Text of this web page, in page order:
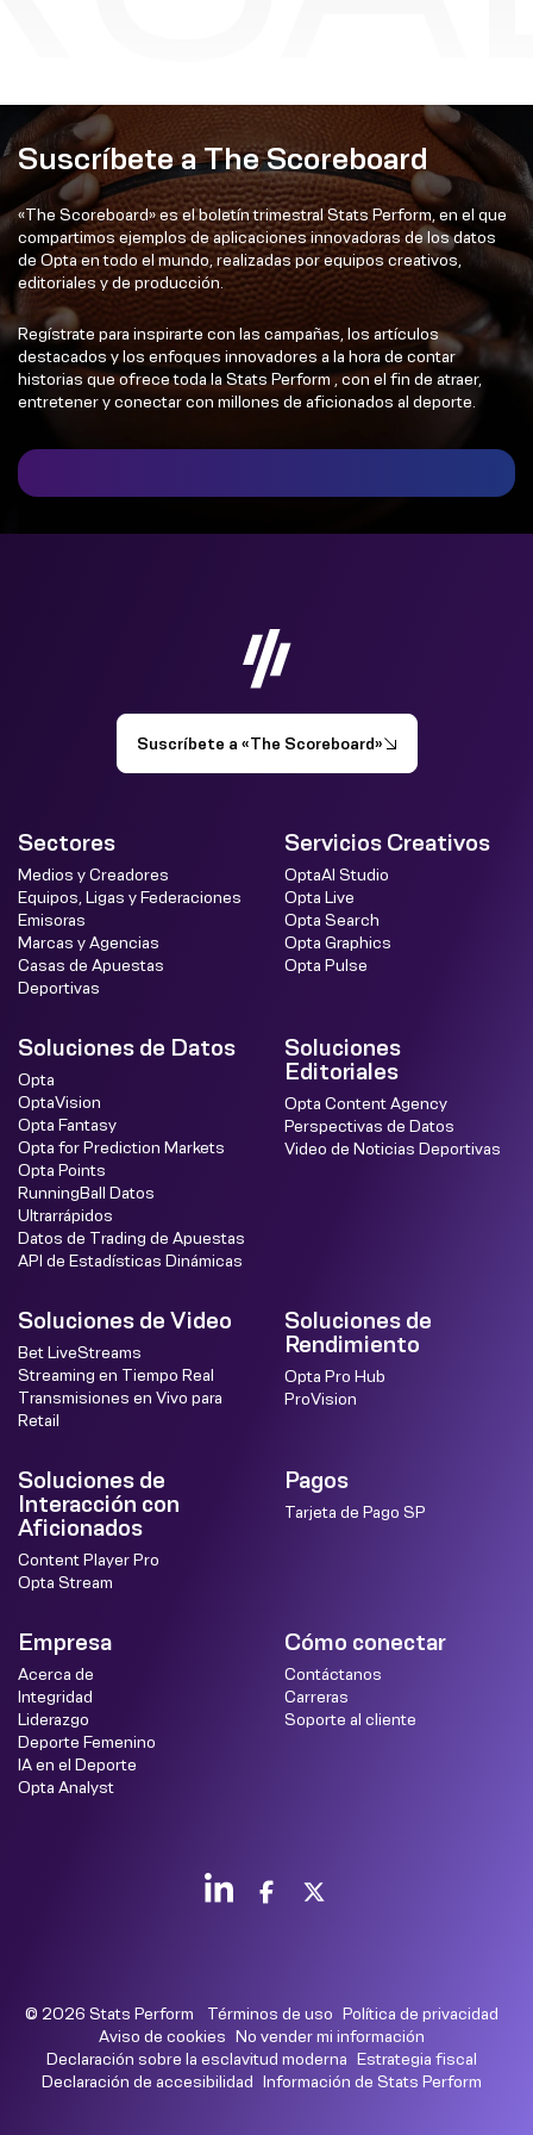
Suscríbete a The Scoreboard
«The Scoreboard» es el boletín trimestral Stats Perform, en el que
compartimos ejemplos de aplicaciones innovadoras de los datos
de Opta en todo el mundo, realizadas por equipos creativos,
editoriales y de producción.
Regístrate para inspirarte con las campañas, los artículos
destacados y los enfoques innovadores a la hora de contar
historias que ofrece toda la Stats Perform , con el fin de atraer,
entretener y conectar con millones de aficionados al deporte.
Suscríbete a «The Scoreboard»
Sectores
Medios y Creadores
Equipos, Ligas y Federaciones
Emisoras
Marcas y Agencias
Casas de Apuestas
Deportivas
Servicios Creativos
OptaAI Studio
Opta Live
Opta Search
Opta Graphics
Opta Pulse
Soluciones de Datos
Opta
OptaVision
Opta Fantasy
Opta for Prediction Markets
Opta Points
RunningBall Datos
Ultrarrápidos
Datos de Trading de Apuestas
API de Estadísticas Dinámicas
Soluciones
Editoriales
Opta Content Agency
Perspectivas de Datos
Video de Noticias Deportivas
Soluciones de Video
Bet LiveStreams
Streaming en Tiempo Real
Transmisiones en Vivo para
Retail
Soluciones de
Rendimiento
Opta Pro Hub
ProVision
Soluciones de
Interacción con
Aficionados
Content Player Pro
Opta Stream
Pagos
Tarjeta de Pago SP
Empresa
Acerca de
Integridad
Liderazgo
Deporte Femenino
IA en el Deporte
Opta Analyst
Cómo conectar
Contáctanos
Carreras
Soporte al cliente
© 2026 Stats Perform Términos de uso Política de privacidad
Aviso de cookies No vender mi información
Declaración sobre la esclavitud moderna Estrategia fiscal
Declaración de accesibilidad Información de Stats Perform